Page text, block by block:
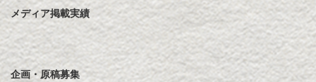
メディア掲載実績
企画・原稿募集